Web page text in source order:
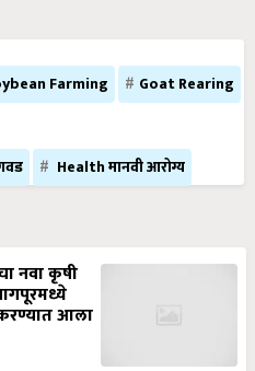
Farming
Goat Rearing
Health मानवी आरोग्य
नवा कृषी
करण्यात आला